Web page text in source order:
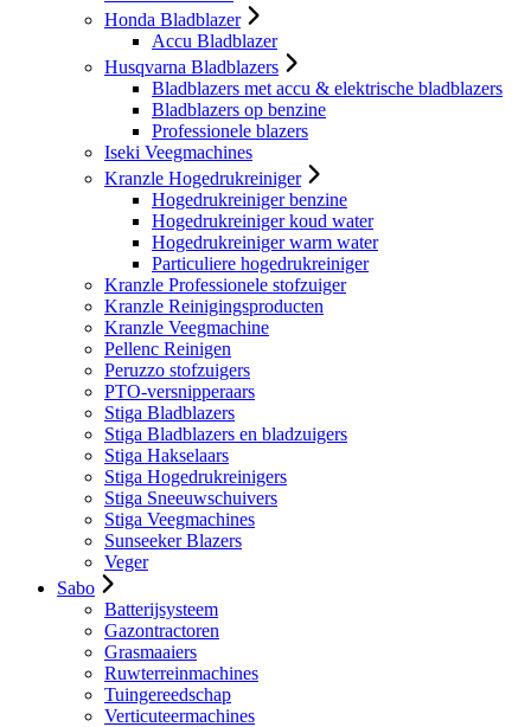
Honda Bladblazer
Accu Bladblazer
Husqvarna Bladblazers
Bladblazers met accu & elektrische bladblazers
Bladblazers op benzine
Professionele blazers
Iseki Veegmachines
Kranzle Hogedrukreiniger
Hogedrukreiniger benzine
Hogedrukreiniger koud water
Hogedrukreiniger warm water
Particuliere hogedrukreiniger
Kranzle Professionele stofzuiger
Kranzle Reinigingsproducten
Kranzle Veegmachine
Pellenc Reinigen
Peruzzo stofzuigers
PTO-versnipperaars
Stiga Bladblazers
Stiga Bladblazers en bladzuigers
Stiga Hakselaars
Stiga Hogedrukreinigers
Stiga Sneeuwschuivers
Stiga Veegmachines
Sunseeker Blazers
Veger
Sabo
Batterijsysteem
Gazontractoren
Grasmaaiers
Ruwterreinmachines
Tuingereedschap
Verticuteermachines